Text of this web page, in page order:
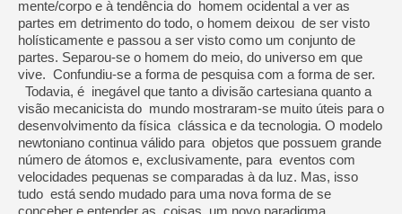
mente/corpo e à tendência do homem ocidental a ver as
partes em detrimento do todo, o homem deixou de ser visto
holísticamente e passou a ser visto como um conjunto de
partes. Separou-se o homem do meio, do universo em que
vive. Confundiu-se a forma de pesquisa com a forma de ser.
Todavia, é inegável que tanto a divisão cartesiana quanto a
visão mecanicista do mundo mostraram-se muito úteis para o
desenvolvimento da física clássica e da tecnologia. O modelo
newtoniano continua válido para objetos que possuem grande
número de átomos e, exclusivamente, para eventos com
velocidades pequenas se comparadas à da luz. Mas, isso
tudo está sendo mudado para uma nova forma de se